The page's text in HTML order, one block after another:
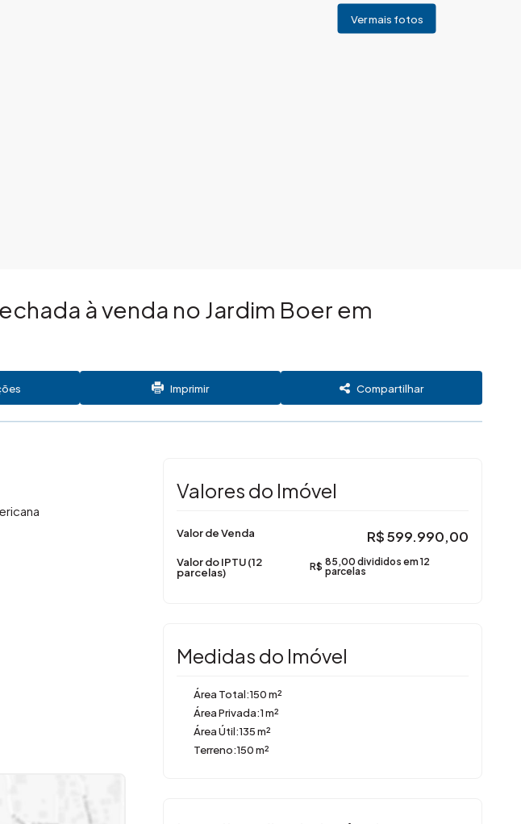
à venda no Jardim Boer em
Imprimir Compartilhar
Valores do Imóvel
R$599.990,00
Valor de Venda
Valor do IPTU (12
parcelas) R$ 85,00 divididos em 12
parcelas
Medidas do Imóvel
Área Total:150 m²
Área Privada:1 m²
Área Útil:135 m²
Terreno:150 m²